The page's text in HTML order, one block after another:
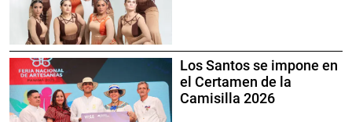
Los Santos se impone en
el Certamen de la
Camisilla 2026